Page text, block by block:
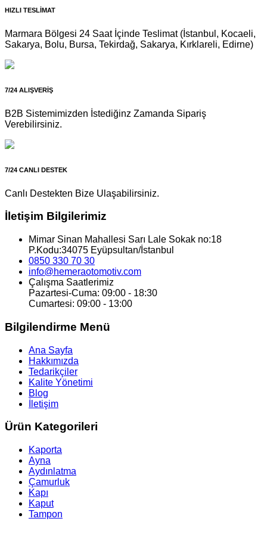
HIZLI TESLİMAT
Marmara Bölgesi 24 Saat İçinde Teslimat (İstanbul, Kocaeli,
Sakarya, Bolu, Bursa, Tekirdağ, Sakarya, Kırklareli, Edirne)
7/24 ALIŞVERİŞ
B2B Sistemimizden İstediğinz Zamanda Sipariş
Verebilirsiniz.
7/24 CANLI DESTEK
Canlı Destekten Bize Ulaşabilirsiniz.
İletişim Bilgilerimiz
Mimar Sinan Mahallesi Sarı Lale Sokak no:18
P.Kodu:34075 Eyüpsultan/İstanbul
0850 330 70 30
info@hemeraotomotiv.com
Çalışma Saatlerimiz
Pazartesi-Cuma: 09:00 - 18:30
Cumartesi: 09:00 - 13:00
Bilgilendirme Menü
Ana Sayfa
Hakkımızda
Tedarikçiler
Kalite Yönetimi
Blog
İletişim
Ürün Kategorileri
Kaporta
Ayna
Aydınlatma
Çamurluk
Kapı
Kaput
Tampon